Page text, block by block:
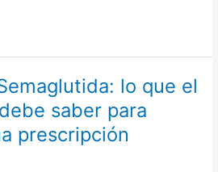
lo que el
saber para
prescripción